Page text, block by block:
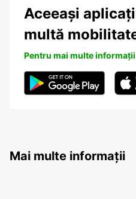
Aceeași
multă
Pentru mai multe informații
Mai multe informații